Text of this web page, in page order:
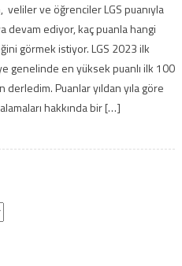
veliler ve öğrenciler LGS puanıyla
devam ediyor, kaç puanla hangi
görmek istiyor. LGS 2023 ilk
genelinde en yüksek puanlı ilk 100
Puanlar yıldan yıla göre
hakkında bir […]